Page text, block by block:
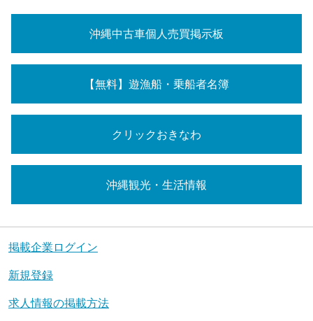
沖縄中古車個人売買掲示板
【無料】遊漁船・乗船者名簿
クリックおきなわ
沖縄観光・生活情報
掲載企業ログイン
新規登録
求人情報の掲載方法